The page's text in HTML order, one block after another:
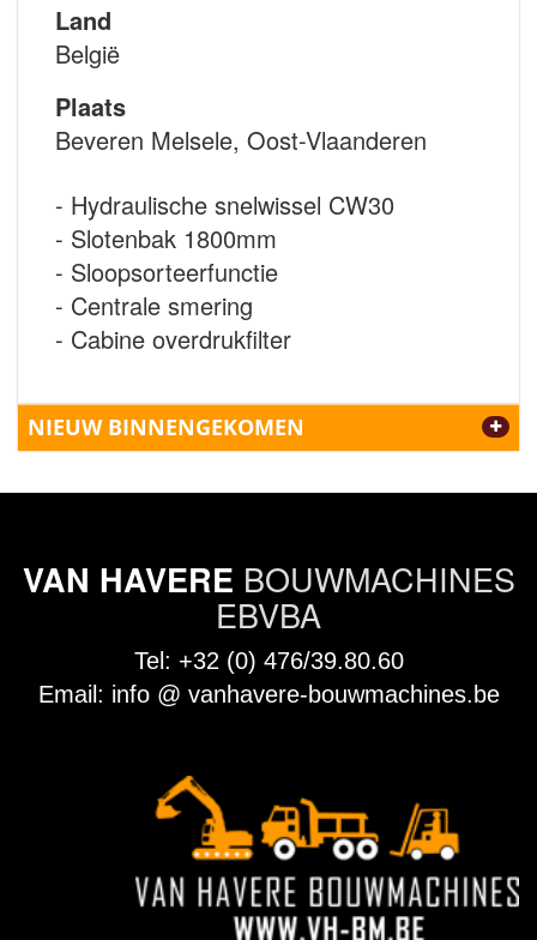
Land
België
Plaats
Beveren Melsele, Oost-Vlaanderen
- Hydraulische snelwissel CW30
- Slotenbak 1800mm
- Sloopsorteerfunctie
- Centrale smering
- Cabine overdrukfilter
NIEUW BINNENGEKOMEN
VAN HAVERE BOUWMACHINES
EBVBA
Tel: +32 (0) 476/39.80.60
Email: info @ vanhavere-bouwmachines.be